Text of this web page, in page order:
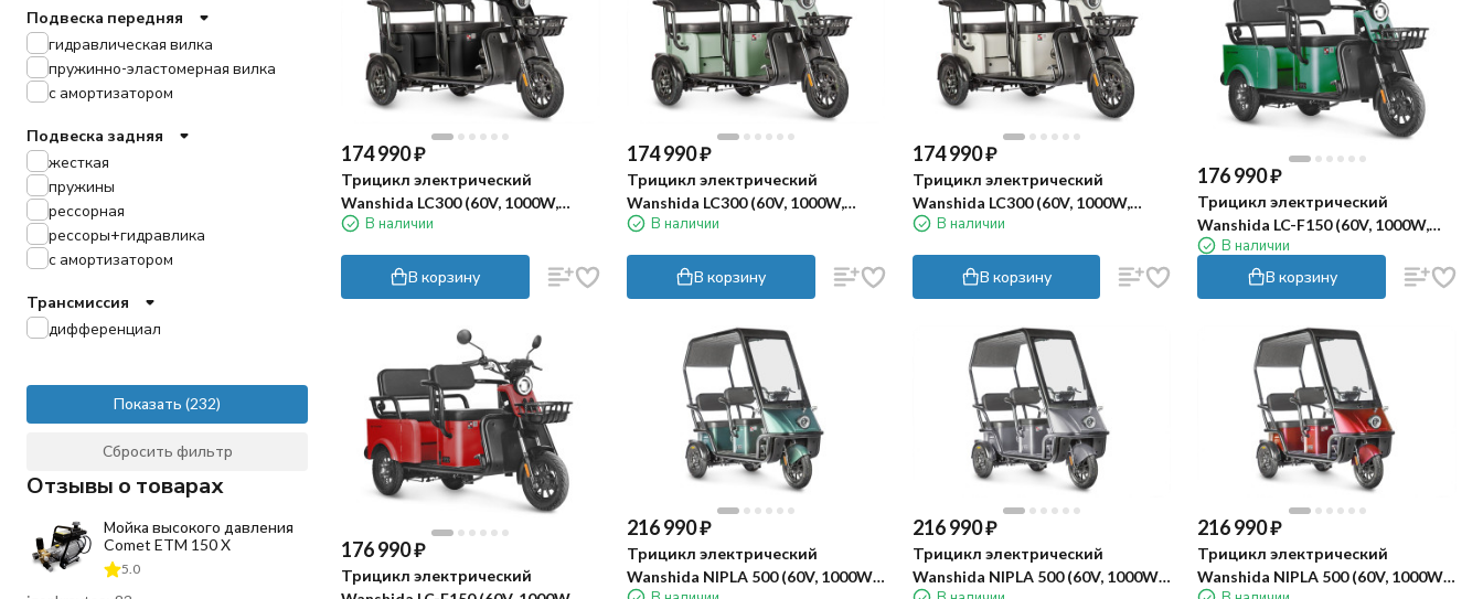
174 990₽
Трицикл электрический
Wanshida LC300 (60V, 1000W,
черный)
В наличии
В корзину
174 990₽
Трицикл электрический
Wanshida LC300 (60V, 1000W,
зеленый)
В наличии
В корзину
174 990₽
Трицикл электрический
Wanshida LC300 (60V, 1000W,
серый)
В наличии
В корзину
176 990₽
Трицикл электрический
Wanshida LC-F150 (60V, 1000W,
зеленый)
В наличии
В корзину
176 990₽
Трицикл электрический
216 990₽
Трицикл электрический
Wanshida NIPLA 500 (60V, 1000W,
216 990₽
Трицикл электрический
Wanshida NIPLA 500 (60V, 1000W,
216 990₽
Трицикл электрический
Wanshida NIPLA 500 (60V, 1000W,
Подвеска передняя
гидравлическая вилка
пружинно-эластомерная вилка
с амортизатором
Подвеска задняя
жесткая
пружины
рессорная
рессоры+гидравлика
с амортизатором
Трансмиссия
дифференциал
Показать
Сбросить фильтр
Отзывы о товарах
Мойка высокого давления
Comet ETM 150 X
5.0